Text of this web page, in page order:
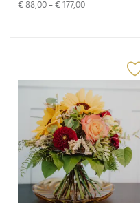
€ 88,00 - € 177,00